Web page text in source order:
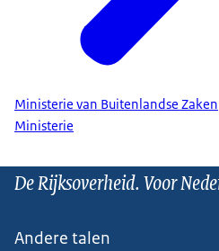
Ministerie van Buitenlandse Zaken
Ministerie
De Rijksoverheid. Voor
Andere talen